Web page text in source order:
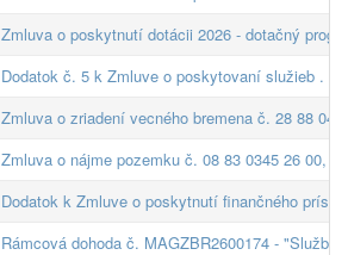
Zmluva o poskytnutí dotácii 2026 - dotačný
Dodatok č. 5 k Zmluve o poskytovaní služieb .
Zmluva o zriadení vecného bremena č. 28 88
Zmluva o nájme pozemku č. 08 83 0345 26 00,
Dodatok k Zmluve o poskytnutí finančného
Rámcová dohoda č. MAGZBR2600174 -